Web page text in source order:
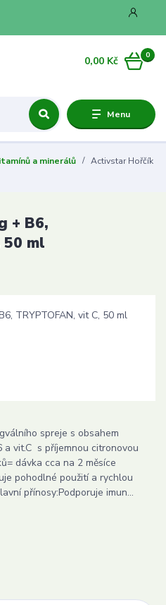
Menu
0
0,00 Kč
a minerálů
Activstar Hořčík
+ B6,
50 ml
spreje s obsahem
vit.C s příjemnou citronovou
dávka cca na 2 měsíce
pohodlné použití a rychlou
přínosy:Podporuje imun...